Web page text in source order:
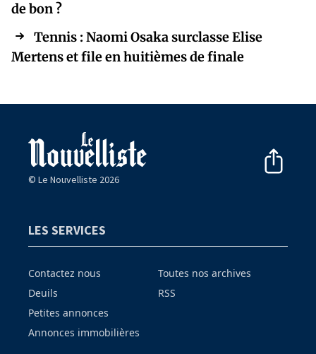
de bon ?
Tennis : Naomi Osaka surclasse Elise
Mertens et file en huitièmes de finale
© Le Nouvelliste 2026
LES SERVICES
Contactez nous
Deuils
Petites annonces
Annonces immobilières
Toutes nos archives
RSS